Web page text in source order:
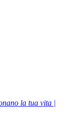
la tua vita |